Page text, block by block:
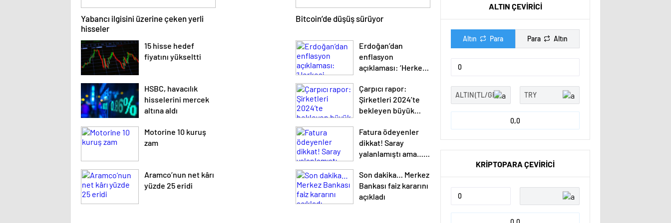
Yabancı ilgisini üzerine çeken yerli
hisseler
15 hisse hedef
fiyatını yükseltti
HSBC, havacılık
hisselerini mercek
altına aldı
Motorine 10 kuruş
zam
Aramco’nun net kârı
yüzde 25 eridi
Bitcoin’de düşüş sürüyor
Erdoğan’dan
enflasyon
açıklaması: ‘Herkesi
gelişmeler olacak’
Çarpıcı rapor:
Şirketleri 2024’te
bekleyen büyük
Fatura ödeyenler
dikkat! Saray
yalanlamıştı ama…
elektrik ve
doğalgaza zam var
mı?
Son dakika… Merkez
Bankası faiz kararını
açıkladı
ALTIN ÇEVİRİCİ
Altın Para Para Altın
0,0
KRİPTOPARA ÇEVİRİCİ